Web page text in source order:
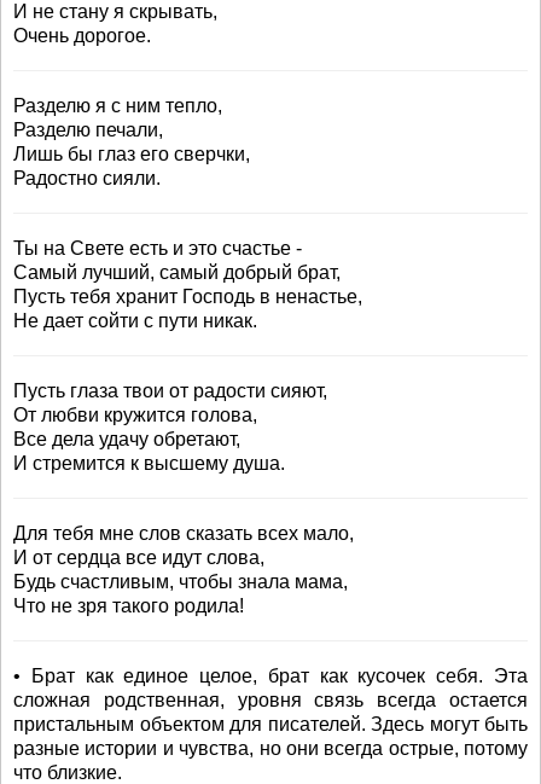
И не стану я скрывать,
Очень дорогое.
Разделю я с ним тепло,
Разделю печали,
Лишь бы глаз его сверчки,
Радостно сияли.
Ты на Свете есть и это счастье -
Самый лучший, самый добрый брат,
Пусть тебя хранит Господь в ненастье,
Не дает сойти с пути никак.
Пусть глаза твои от радости сияют,
От любви кружится голова,
Все дела удачу обретают,
И стремится к высшему душа.
Для тебя мне слов сказать всех мало,
И от сердца все идут слова,
Будь счастливым, чтобы знала мама,
Что не зря такого родила!
• Брат как единое целое, брат как кусочек себя. Эта
сложная родственная, уровня связь всегда остается
пристальным объектом для писателей. Здесь могут быть
разные истории и чувства, но они всегда острые, потому
что близкие.